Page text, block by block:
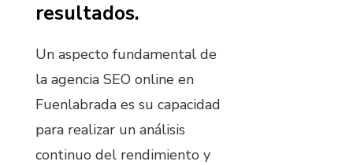
resultados.
Un aspecto fundamental de
la agencia SEO online en
Fuenlabrada es su capacidad
para realizar un análisis
continuo del rendimiento y